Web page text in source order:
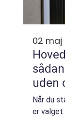
02 maj
uden
Når du
er valget